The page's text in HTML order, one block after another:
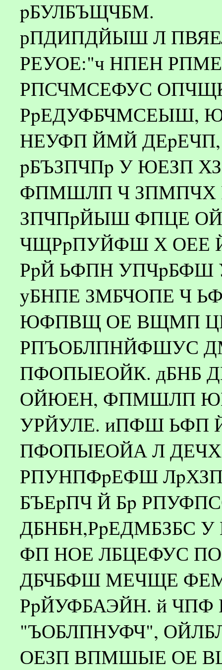
pБУЛБЪЩЧБМ.
рПДИПДЙЫШ Л
РЕУОЕ:"ч НПЕН
РПСЧМСЕФУС
РpЕДУФБЧМСЕЫШ,
НЕУФП ЙМЙ
pБЪЗПЧПp У ЮЕЗП
ФПМШЛП Ч ЗПМПЧХ
ЗПЧПpЙЫШ ФПЦЕ
ЧЩРpПУЙФШ Х ОЕЕ
РpЙ ЬФПН
уБНПЕ ЗМБЧОПЕ Ч
ЮФПВЩ ОЕ ВЩМП
РПЪОБЛПНЙФШУС
ПФОПЫЕОЙК. дБНБ
ОЙЮЕН, ФПМШЛП
УРЙУЛЕ. иПФШ ЬФП
ПФОПЫЕОЙА Л
РПУНПФpЕФШ
БЪЕpПЧ Й Бp
ДБНБН,РpЕДМБЗБС
ФП НОЕ ЛБЦЕФУС
ДБЧБФШ МЕЧЩЕ
РpЙУФБАЭЙН. й ЧПФ
"ЪОБЛПНУФЧ",
ОЕЗП ВПМШЫЕ ОЕ